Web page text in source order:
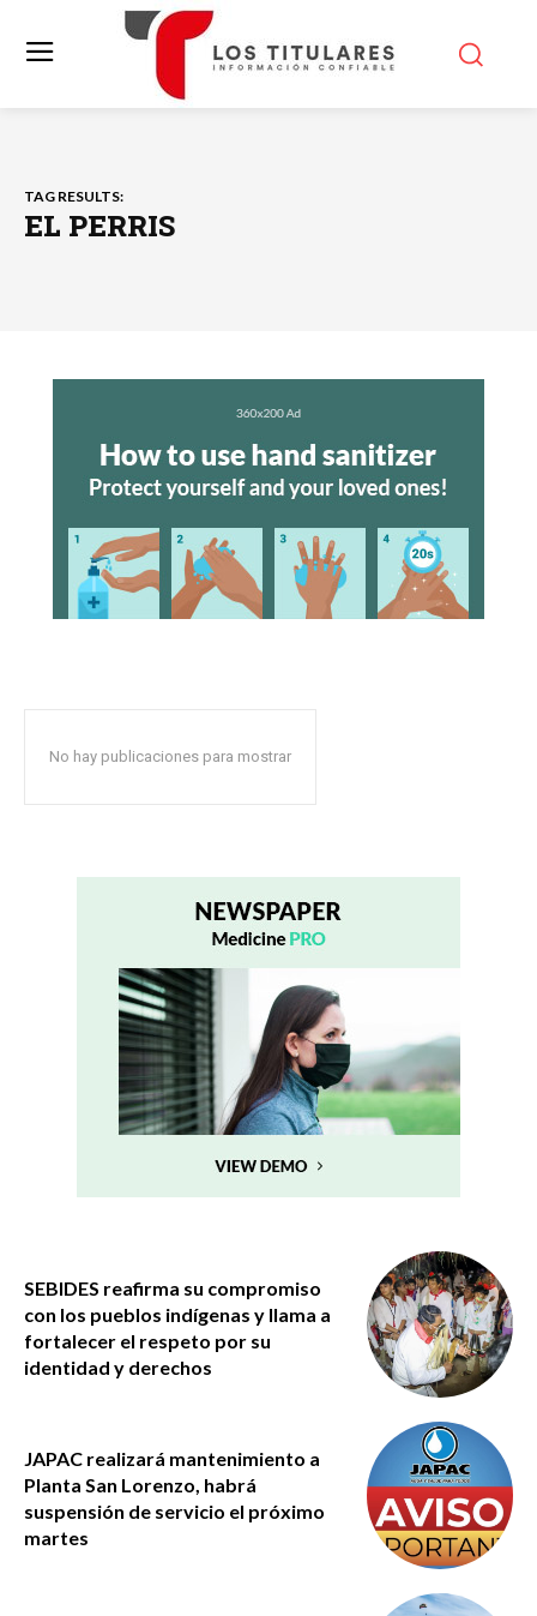
TAG RESULTS:
EL PERRIS
No hay publicaciones para mostrar
SEBIDES reafirma su compromiso
con los pueblos indígenas y llama a
fortalecer el respeto por su
identidad y derechos
JAPAC realizará mantenimiento a
Planta San Lorenzo, habrá
suspensión de servicio el próximo
martes